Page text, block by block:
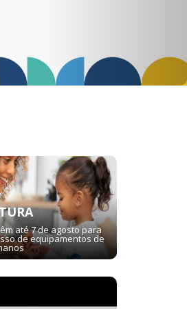
até 7 de agosto para
de equipamentos de